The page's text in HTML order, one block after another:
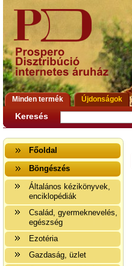
Minden termék Újdonságok
Keresés
Főoldal
Böngészés
Általános kézikönyvek,
enciklopédiák
Család, gyermeknevelés,
egészség
Ezotéria
Gazdaság, üzlet